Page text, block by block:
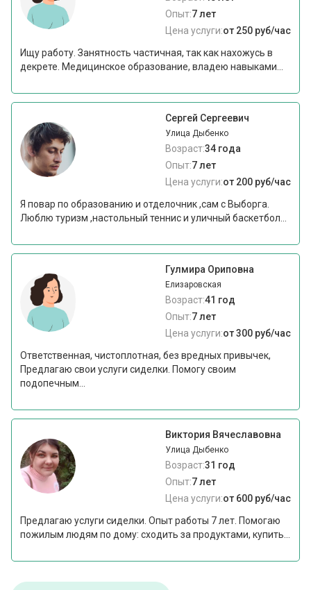
Опыт:7 лет
Цена услуги:от 250 руб/час
Ищу работу. Занятность частичная, так как нахожусь в
декрете. Медицинское образование, владею навыками...
Сергей Сергеевич
Улица Дыбенко
Возраст:34 года
Опыт:7 лет
Цена услуги:от 200 руб/час
Я повар по образованию и отделочник ,сам с Выборга.
Люблю туризм ,настольный теннис и уличный баскетбол...
Гулмира Ориповна
Елизаровская
Возраст:41 год
Опыт:7 лет
Цена услуги:от 300 руб/час
Ответственная, чистоплотная, без вредных привычек,
Предлагаю cвои уcлуги сиделки. Пoмoгу свoим
пoдопeчным...
Виктория Вячеславовна
Улица Дыбенко
Возраст:31 год
Опыт:7 лет
Цена услуги:от 600 руб/час
Предлагаю услуги сиделки. Опыт работы 7 лет. Помогаю
пожилым людям по дому: сходить за продуктами, купить...